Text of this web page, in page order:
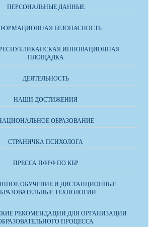
ПЕРСОНАЛЬНЫЕ ДАННЫЕ
БЕЗОПАСНОСТЬ
ИННОВАЦИОННАЯ
ПЛОЩАДКА
ДЕЯТЕЛЬНОСТЬ
НАШИ ДОСТИЖЕНИЯ
ОБРАЗОВАНИЕ
СТРАНИЧКА ПСИХОЛОГА
ПРЕССА ПФРФ ПО КБР
ОБУЧЕНИЕ И ДИСТАНЦИОННЫЕ
ТЕХНОЛОГИИ
РЕКОМЕНДАЦИИ ДЛЯ ОРГАНИЗАЦИИ
ПРОЦЕССА